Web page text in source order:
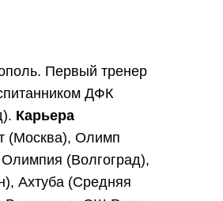
Первый тренер
ДФК
Карьера
(Москва), Олимп
(Волгоград),
Ахтуба (Средняя